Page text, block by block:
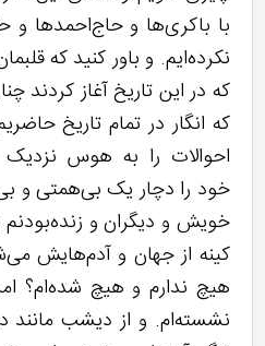
با باکری‌ها و حاج‌احمد‌ها و
نکرده‌ایم. و باور کنید که
که در این تاریخ آغاز
که انگار در تمام تاریخ
احوالات را به هوس نزدیک
خود را دچار یک بی‌همتی و
خویش و دیگران و
کینه از جهان و آدم‌هایش
هیچ ندارم و هیچ شده‌ام؟
نشسته‌ام. و از دیشب مانند